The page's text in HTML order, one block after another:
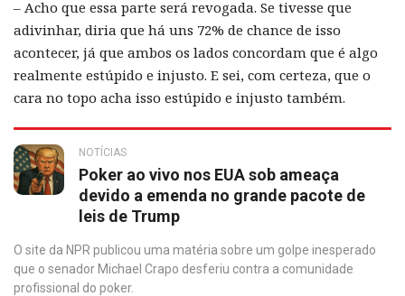
– Acho que essa parte será revogada. Se tivesse que
adivinhar, diria que há uns 72% de chance de isso
acontecer, já que ambos os lados concordam que é algo
realmente estúpido e injusto. E sei, com certeza, que o
cara no topo acha isso estúpido e injusto também.
NOTÍCIAS
Poker ao vivo nos EUA sob ameaça
devido a emenda no grande pacote de
leis de Trump
O site da NPR publicou uma matéria sobre um golpe inesperado
que o senador Michael Crapo desferiu contra a comunidade
profissional do poker.